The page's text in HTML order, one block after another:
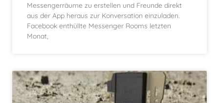
Messengerräume zu erstellen und Freunde direkt
aus der App heraus zur Konversation einzuladen.
Facebook enthüllte Messenger Rooms letzten
Monat,